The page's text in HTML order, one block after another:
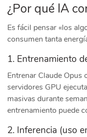
¿Por qué IA
Es fácil pensar «los
consumen tanta
1. Entrenamiento
Entrenar Claude Opus
servidores GPU
masivas durante
entrenamiento puede
2. Inferencia (uso